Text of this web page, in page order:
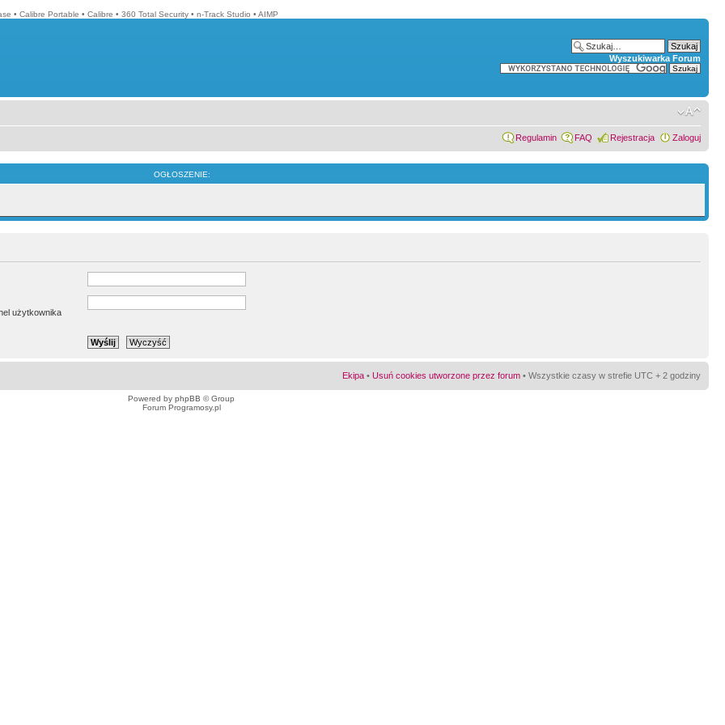
• Calibre Portable • Calibre • 360 Total Security • n-Track Studio • AIMP
Wyszukiwarka Forum
Regulamin FAQ Rejestracja Zaloguj
OGŁOSZENIE:
użytkownika
Ekipa • Usuń cookies utworzone przez forum • Wszystkie czasy w strefie UTC + 2 godziny
Powered by phpBB © Group
Forum Programosy.pl